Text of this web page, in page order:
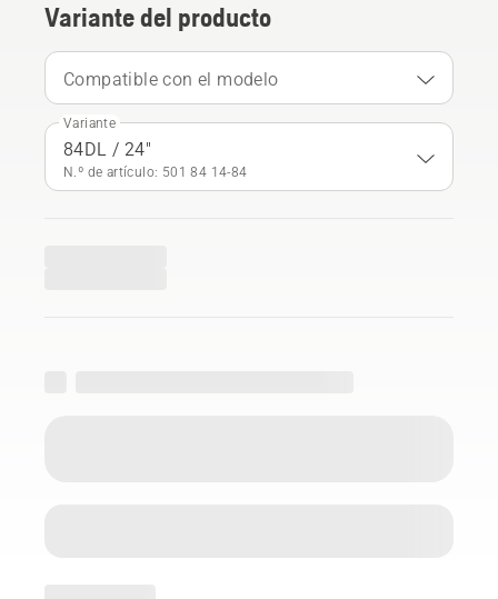
Variante del producto
Compatible con el modelo
Variante
84DL / 24"
N.º de artículo: 501 84 14‑84